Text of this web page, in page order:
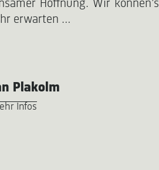
Hoffnung. Wir können’s
erwarten …
Plakolm
Infos